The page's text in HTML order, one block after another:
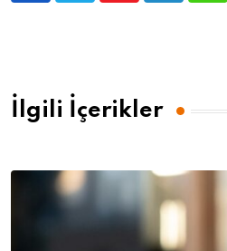
İlgili İçerikler